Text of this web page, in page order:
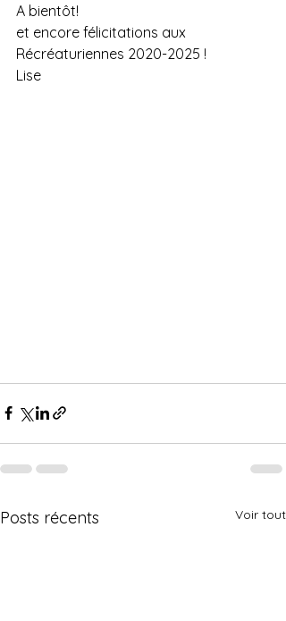
A bientôt!
et encore félicitations aux
Récréaturiennes 2020-2025 !
Lise
Posts récents Voir tout